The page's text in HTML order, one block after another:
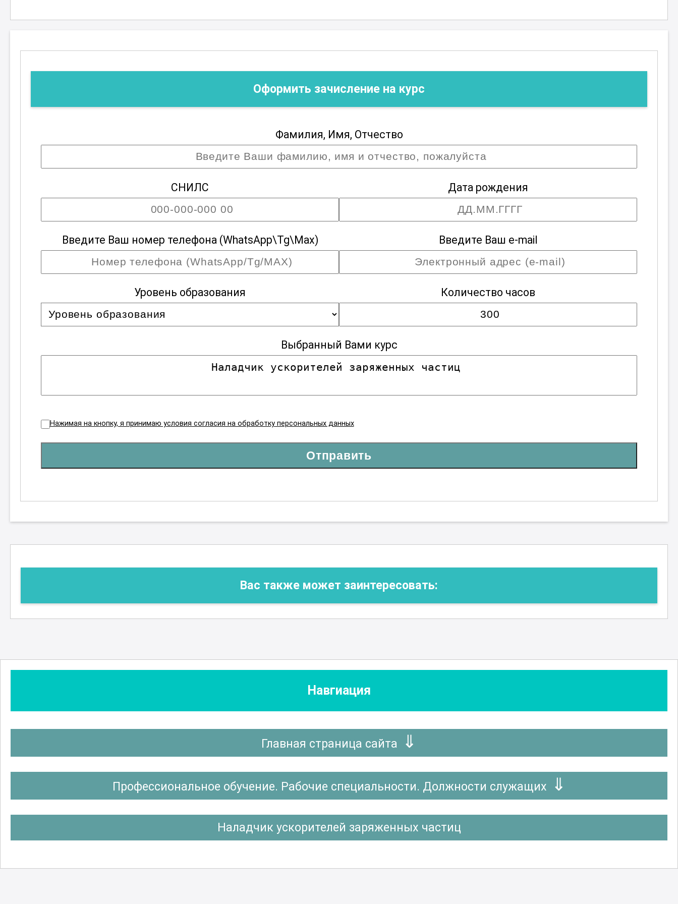
; Возможны разряды с четвёртого по шестой
Оформить зачисление на курс
Фамилия, Имя, Отчество
СНИЛС Дата рождения
Введите Ваш номер телефона (WhatsApp\Tg\Max) Введите Ваш e-mail
Уровень образования Количество часов
Выбранный Вами курс
Нажимая на кнопку, я принимаю условия согласия на обработку персональных данных
Отправить
Вас также может заинтересовать:
Навгиация
Главная страница сайта
Профессиональное обучение. Рабочие специальности. Должности служащих
Наладчик ускорителей заряженных частиц